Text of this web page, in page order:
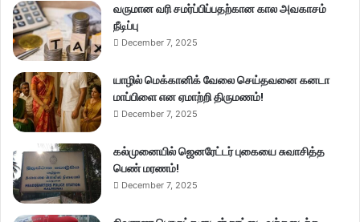
வருமான வரி சமர்ப்பிப்பதற்கான கால அவகாசம்
நீடிப்பு
December 7, 2025
யாழில் மெக்கானிக் வேலை செய்தவனை கனடா
மாப்பிளை என ஏமாற்றி திருமணம்!
December 7, 2025
கல்முனையில் ஜெனரேட்டர் புகையை சுவாசித்த
பெண் மரணம்!
December 7, 2025